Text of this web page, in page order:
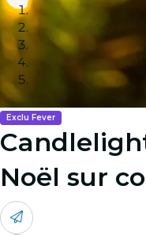
Exclu Fever
Noël sur